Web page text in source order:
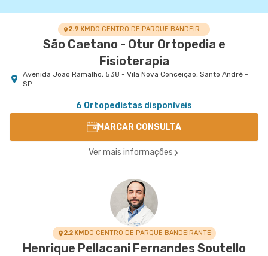
2.9 KM DO CENTRO DE PARQUE BANDEIRANTE
São Caetano - Otur Ortopedia e
Fisioterapia
Avenida João Ramalho, 538 - Vila Nova Conceição, Santo André -
SP
6 Ortopedistas disponíveis
MARCAR CONSULTA
Ver mais informações
2.2 KMDO CENTRO DE PARQUE BANDEIRANTE
Henrique Pellacani Fernandes Soutello